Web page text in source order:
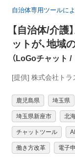
自治体専用ツールに
【自治体/介護】
ットが、地域
（ LoGoチャット /
[提供] 株式会社トラ
鹿児島県 埼玉県
埼玉県新座市 北
チャットツール
働き方改革 電子